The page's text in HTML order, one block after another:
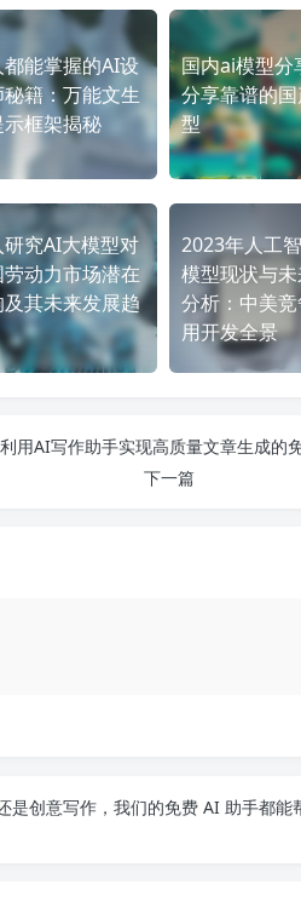
都能掌握的AI设
籍：万能文生
示框架揭秘
国内ai模型分
分享靠谱的
型
究AI大模型对
动力市场潜在
其未来发展趋
2023年人工
模型现状与
分析：中美
用开发全景
下一篇
是创意写作，我们的免费 AI 助手都